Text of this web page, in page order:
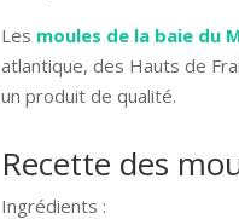
Les moules de la baie du
atlantique, des Hauts de
un produit de qualité.
Recette des
Ingrédients :